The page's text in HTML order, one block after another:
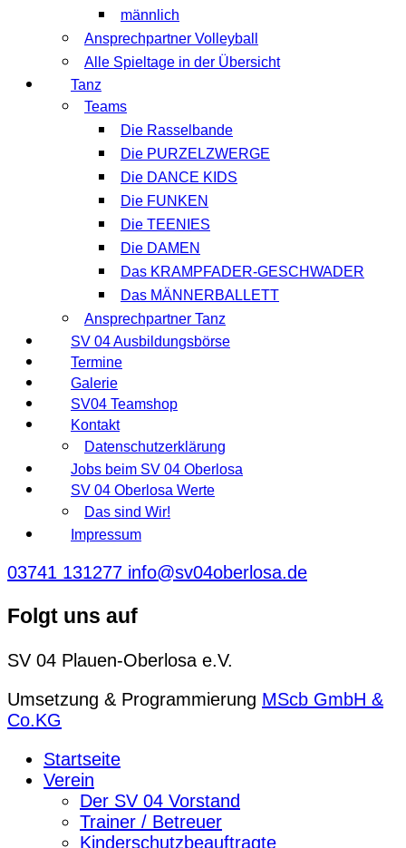
männlich
Ansprechpartner Volleyball
Alle Spieltage in der Übersicht
Tanz
Teams
Die Rasselbande
Die PURZELZWERGE
Die DANCE KIDS
Die FUNKEN
Die TEENIES
Die DAMEN
Das KRAMPFADER-GESCHWADER
Das MÄNNERBALLETT
Ansprechpartner Tanz
SV 04 Ausbildungsbörse
Termine
Galerie
SV04 Teamshop
Kontakt
Datenschutzerklärung
Jobs beim SV 04 Oberlosa
SV 04 Oberlosa Werte
Das sind Wir!
Impressum
03741 131277 info@sv04oberlosa.de
Folgt uns auf
SV 04 Plauen-Oberlosa e.V.
Umsetzung & Programmierung MScb GmbH &
Co.KG
Startseite
Verein
Der SV 04 Vorstand
Trainer / Betreuer
Kinderschutzbeauftragte